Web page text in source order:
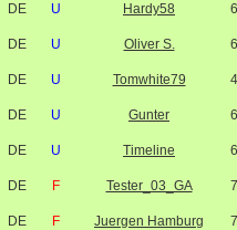
DE U Hardy58
DE U Oliver S.
DE U Tomwhite79
DE U Gunter
DE U Timeline
DE F Tester_03_GA
DE F Juergen Hamburg